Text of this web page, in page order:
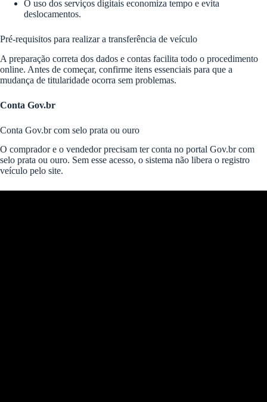
O uso dos serviços digitais economiza tempo e evita
deslocamentos.
Pré-requisitos para realizar a transferência de veículo
A preparação correta dos dados e contas facilita todo o procedimento
online. Antes de começar, confirme itens essenciais para que a
mudança de titularidade ocorra sem problemas.
Conta Gov.br
Conta Gov.br com selo prata ou ouro
O comprador e o vendedor precisam ter conta no portal Gov.br com
selo prata ou ouro. Sem esse acesso, o sistema não libera o registro
veículo pelo site.